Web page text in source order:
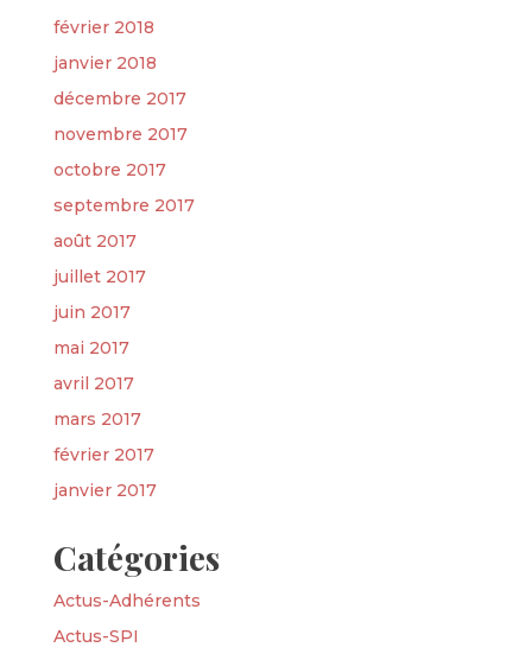
février 2018
janvier 2018
décembre 2017
novembre 2017
octobre 2017
septembre 2017
août 2017
juillet 2017
juin 2017
mai 2017
avril 2017
mars 2017
février 2017
janvier 2017
Catégories
Actus-Adhérents
Actus-SPI